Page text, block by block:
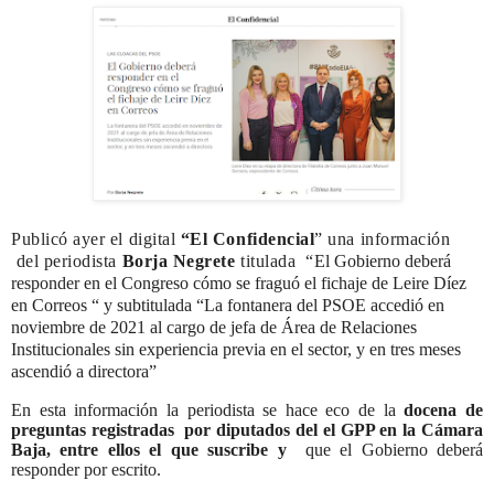
Publicó ayer el digital “El Confidencial” una información
del periodista Borja Negrete titulada “El Gobierno deberá
responder en el Congreso cómo se fraguó el fichaje de Leire Díez
en Correos “ y subtitulada “La fontanera del PSOE accedió en
noviembre de 2021 al cargo de jefa de Área de Relaciones
Institucionales sin experiencia previa en el sector, y en tres meses
ascendió a directora”
En esta información la periodista se hace eco de ladocena de
preguntas registradas por diputados del el GPP en la Cámara
Baja, entre ellos el que suscribe y que el Gobierno deberá
responder por escrito.